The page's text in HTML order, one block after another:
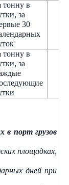
тонну в
за
30
тонну в
за
в порт грузов
площадках,
дней при